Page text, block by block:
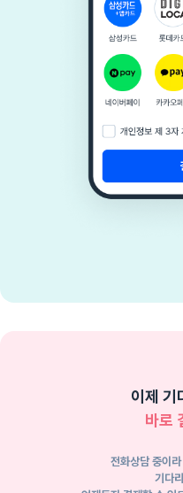
이제 기
바로
전화상담 중이
기다